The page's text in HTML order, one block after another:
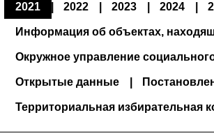
2021 2022 2023 2024
Информация об объектах,
Окружное управление
Открытые данные
Территориальная избирательная